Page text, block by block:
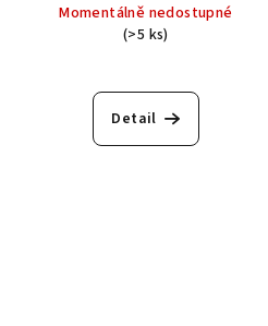
Momentálně nedostupné
(>5 ks)
Detail